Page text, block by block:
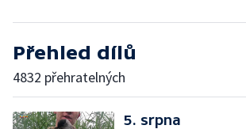
Přehled dílů
4832 přehratelných
5. srpna